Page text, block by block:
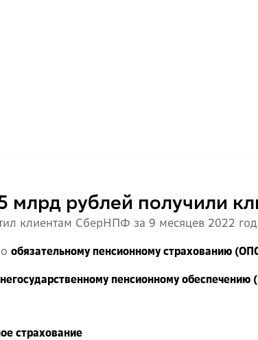
млрд рублей получили
клиентам СберНПФ за 9 месяцев 2022
обязательному пенсионному страхованию
негосударственному пенсионному обеспечению
страхование